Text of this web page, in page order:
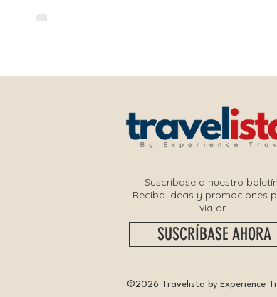
Suscríbase a nuestro
Reciba ideas y promociones
viajar
SUSCRÍBASE AHORA
©2026 Travelista by Experience